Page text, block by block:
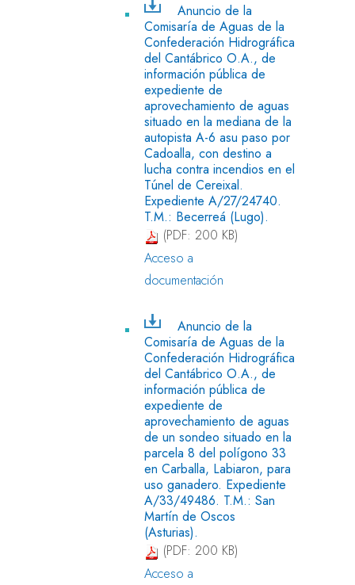
Anuncio de la
Comisaría de Aguas de la
Confederación Hidrográfica
del Cantábrico O.A., de
información pública de
expediente de
aprovechamiento de aguas
situado en la mediana de la
autopista A-6 asu paso por
Cadoalla, con destino a
lucha contra incendios en el
Túnel de Cereixal.
Expediente A/27/24740.
T.M.: Becerreá (Lugo).
(PDF: 200 KB)
Acceso a
documentación
Anuncio de la
Comisaría de Aguas de la
Confederación Hidrográfica
del Cantábrico O.A., de
información pública de
expediente de
aprovechamiento de aguas
de un sondeo situado en la
parcela 8 del polígono 33
en Carballa, Labiaron, para
uso ganadero. Expediente
A/33/49486. T.M.: San
Martín de Oscos
(Asturias).
(PDF: 200 KB)
Acceso a